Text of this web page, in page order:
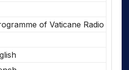
of Vaticane Radio